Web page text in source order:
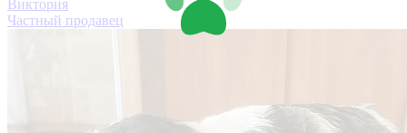
Виктория
Частный продавец